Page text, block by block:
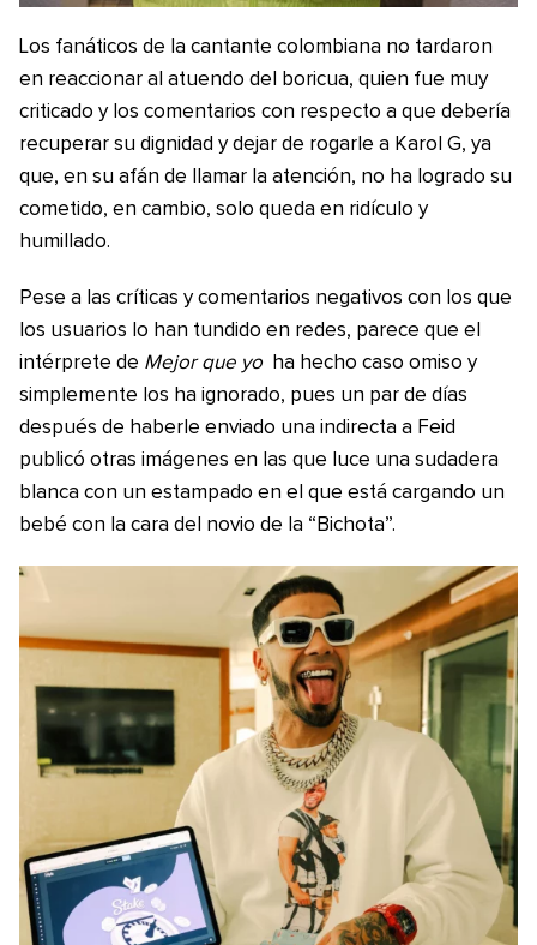
Los fanáticos de la cantante colombiana no tardaron
en reaccionar al atuendo del boricua, quien fue muy
criticado y los comentarios con respecto a que debería
recuperar su dignidad y dejar de rogarle a Karol G, ya
que, en su afán de llamar la atención, no ha logrado su
cometido, en cambio, solo queda en ridículo y
humillado.
Pese a las críticas y comentarios negativos con los que
los usuarios lo han tundido en redes, parece que el
intérprete de Mejor que yo
ha hecho caso omiso y
simplemente los ha ignorado, pues un par de días
después de haberle enviado una indirecta a Feid
publicó otras imágenes en las que luce una sudadera
blanca con un estampado en el que está cargando un
bebé con la cara del novio de la “Bichota”.